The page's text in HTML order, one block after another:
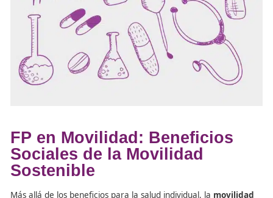
Problemas cardiovasculares
Cáncer de pulmón
Asma y alergias
UnTécnico Superior enMovilidad Segura y Sostenible
conocercómo implementar políticas públicas que